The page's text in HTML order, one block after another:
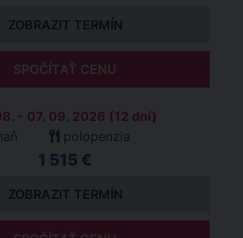
ZOBRAZIT TERMÍN
SPOČÍTAŤ CENU
- 07. 09. 2026 (12 dní)
polopenzia
1 515 €
ZOBRAZIT TERMÍN